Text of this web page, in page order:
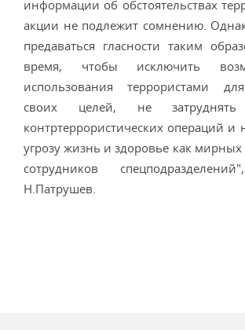
информации об обстоятельствах
акции не подлежит сомнению.
предаваться гласности таким
время, чтобы исключить
использования террористами
своих целей, не затруднять
контртеррористических операций и
угрозу жизнь и здоровье как мирных
сотрудников
Н.Патрушев.